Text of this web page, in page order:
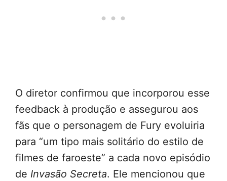
O diretor confirmou que incorporou esse
feedback à produção e assegurou aos
fãs que o personagem de Fury evoluiria
para “um tipo mais solitário do estilo de
filmes de faroeste” a cada novo episódio
de Invasão Secreta. Ele mencionou que